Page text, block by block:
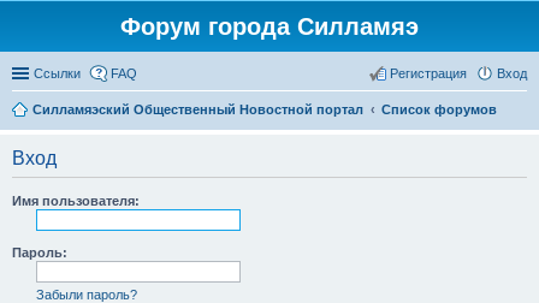
Форум города Силламяэ
Ссылки FAQ Вход
Регистрация
Силламяэский Общественный Новостной портал Список форумов
Вход
Имя пользователя:
Пароль:
Забыли пароль?